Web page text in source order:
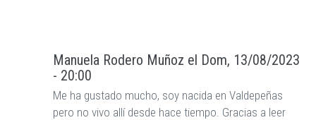
navegaciónManuela Rodero Muñoz el Dom, 13/08/2023
- 20:00
Me ha gustado mucho, soy nacida en Valdepeñas
pero no vivo allí desde hace tiempo. Gracias a leer